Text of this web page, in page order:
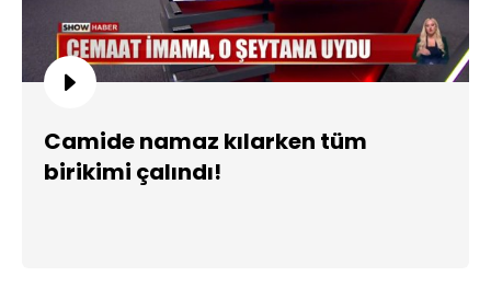
Camide namaz kılarken tüm
birikimi çalındı!